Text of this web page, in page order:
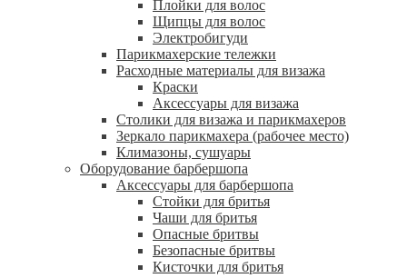
Плойки для волос
Щипцы для волос
Электробигуди
Парикмахерские тележки
Расходные материалы для визажа
Краски
Аксессуары для визажа
Столики для визажа и парикмахеров
Зеркало парикмахера (рабочее место)
Климазоны, сушуары
Оборудование барбершопа
Аксессуары для барбершопа
Стойки для бритья
Чаши для бритья
Опасные бритвы
Безопасные бритвы
Кисточки для бритья